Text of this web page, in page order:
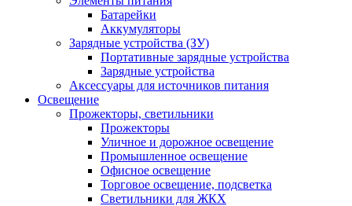
Батарейки
Аккумуляторы
Зарядные устройства (ЗУ)
Портативные зарядные устройства
Зарядные устройства
Аксессуары для источников питания
Освещение
Прожекторы, светильники
Прожекторы
Уличное и дорожное освещение
Промышленное освещение
Офисное освещение
Торговое освещение, подсветка
Светильники для ЖКХ